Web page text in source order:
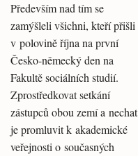
Především nad tím se
zamýšleli všichni, kteří přišli
v polovině října na první
Česko-německý den na
Fakultě sociálních studií.
Zprostředkovat setkání
zástupců obou zemí a nechat
je promluvit k akademické
veřejnosti o současných